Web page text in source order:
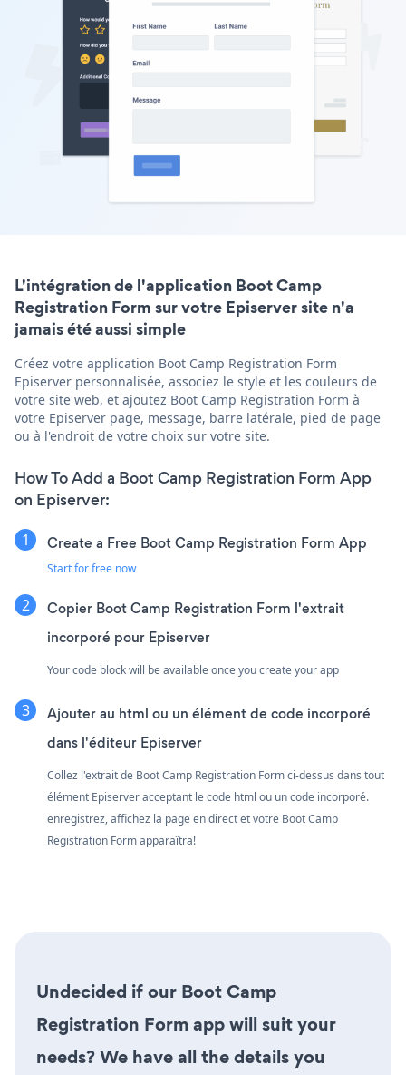
L'intégration de l'application Boot Camp
Registration Form sur votre Episerver site n'a
jamais été aussi simple
Créez votre application Boot Camp Registration Form
Episerver personnalisée, associez le style et les couleurs de
votre site web, et ajoutez Boot Camp Registration Form à
votre Episerver page, message, barre latérale, pied de page
ou à l'endroit de votre choix sur votre site.
How To Add a Boot Camp Registration Form App
on Episerver:
Create a Free Boot Camp Registration Form App
Start for free now
Copier Boot Camp Registration Form l'extrait
incorporé pour Episerver
Your code block will be available once you create your app
Ajouter au html ou un élément de code incorporé
dans l'éditeur Episerver
Collez l'extrait de Boot Camp Registration Form ci-dessus dans tout
élément Episerver acceptant le code html ou un code incorporé.
enregistrez, affichez la page en direct et votre Boot Camp
Registration Form apparaîtra!
Undecided if our Boot Camp
Registration Form app will suit your
needs? We have all the details you